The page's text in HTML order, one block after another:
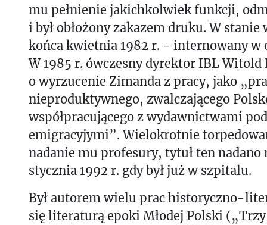
mu pełnienie jakichkolwiek funkcji,
i był obłożony zakazem druku. W
końca kwietnia 1982 r. - internowany w
W 1985 r. ówczesny dyrektor IBL Witold
o wyrzucenie Zimanda z pracy, jako
nieproduktywnego, zwalczającego
współpracującego z wydawnictwami
emigracyjymi”. Wielokrotnie
nadanie mu profesury, tytuł ten nadano
stycznia 1992 r. gdy był już w szpitalu.
Był autorem wielu prac historyczno-
się literaturą epoki Młodej Polski